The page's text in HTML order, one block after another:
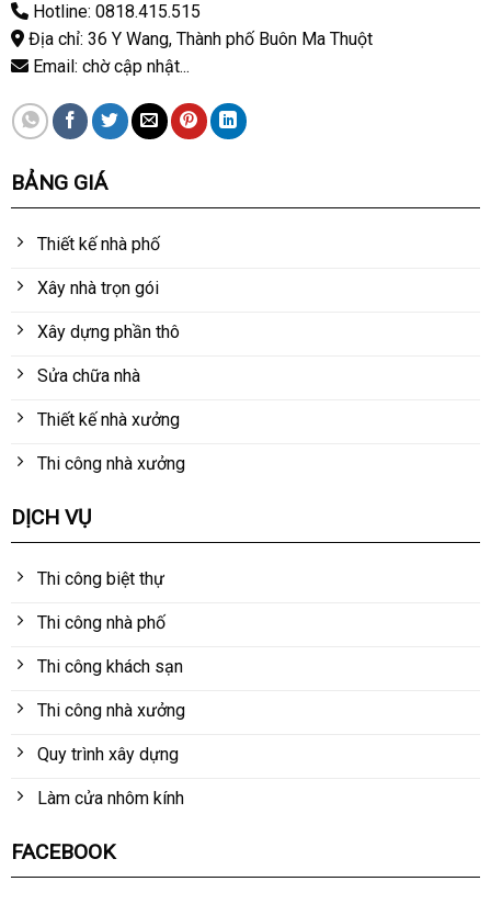
Hotline: 0818.415.515
Địa chỉ: 36 Y Wang, Thành phố Buôn Ma Thuột
Email: chờ cập nhật...
BẢNG GIÁ
Thiết kế nhà phố
Xây nhà trọn gói
Xây dựng phần thô
Sửa chữa nhà
Thiết kế nhà xưởng
Thi công nhà xưởng
DỊCH VỤ
Thi công biệt thự
Thi công nhà phố
Thi công khách sạn
Thi công nhà xưởng
Quy trình xây dựng
Làm cửa nhôm kính
FACEBOOK